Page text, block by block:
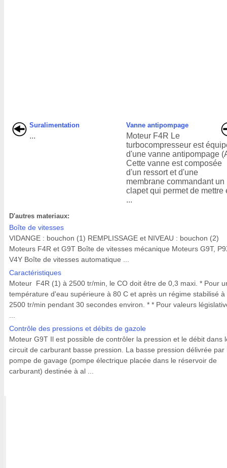
Suralimentation
...
Vanne antipompage
Moteur F4R Le
turbocompresseur est
d'une vanne antipompage
Cette vanne est composée
d'un ressort et d'une
membrane commandant un
clapet qui permet de mettre
...
D'autres materiaux:
Boîte de vitesses
VIDANGE : bouchon (1) REMPLISSAGE et NIVEAU : bouchon (2)
Moteurs F4R et G9T Boîte de vitesses mécanique Moteurs G9T,
V4Y Boîte de vitesses automatique ...
Caractéristiques
Moteur F4R (1) à 2500 tr/min, le CO doit être de 0,3 maxi. * Pour
température d'eau supérieure à 80 C et après un régime stabilisé à
2500 tr/min pendant 30 secondes environ. * * Pour valeurs
Contrôle des pressions et débits de gazole
Moteur G9T Il est possible de contrôler la pression et le débit dans
circuit de carburant basse pression. La basse pression délivrée par
pompe de gavage (pompe électrique placée dans le réservoir de
carburant) destinée à al ...